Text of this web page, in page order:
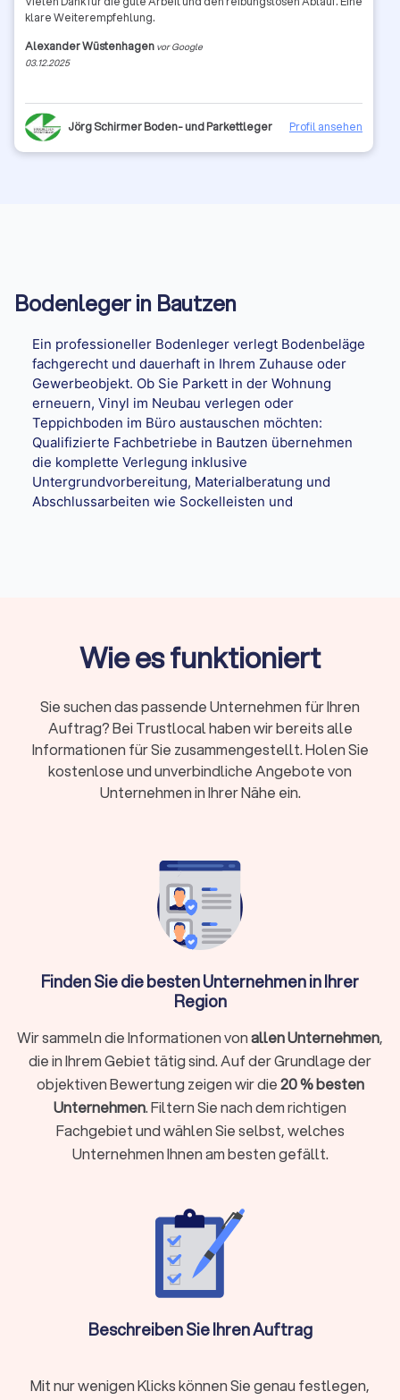
klare Weiterempfehlung.
Alexander Wüstenhagen vor Google
03.12.2025
Jörg Schirmer Boden- und Parkettleger Profil ansehen
Bodenleger in Bautzen
Ein professioneller Bodenleger verlegt Bodenbeläge
fachgerecht und dauerhaft in Ihrem Zuhause oder
Gewerbeobjekt. Ob Sie Parkett in der Wohnung
erneuern, Vinyl im Neubau verlegen oder
Teppichboden im Büro austauschen möchten:
Qualifizierte Fachbetriebe in Bautzen übernehmen
die komplette Verlegung inklusive
Untergrundvorbereitung, Materialberatung und
Abschlussarbeiten wie Sockelleisten und
Fachbetriebe für Parkett, Vinyl, Laminat und
Sie Qualifikationen und beauftragen Sie den
passenden Handwerker. Transparente Preise
und klare Auswahlkriterien erwarten Sie.
fachgerecht und dauerhaft. Ob Parkett in der
Wohnung, Vinyl im Neubau oder Teppichboden im
Büro: Fachbetriebe in Bautzen übernehmen die
komplette Verlegung inklusive
Untergrundvorbereitung, Materialberatung und
für Bodenleger in Bautzen liegt bei 8.1/10 mit
einer Rate von 635.
VonMeisterbetrieben mit langjähriger Erfahrung
bis zu spezialisierten Fachfirmen für bestimmte
Bodenbeläge stehen Ihnen verschiedene Optionen
Welche Bodenbeläge werden
Die Auswahl des passenden Bodenbelags ist ein
entscheidender Schritt für jedes Renovierungs-
vor Ort und Ihrem persönlichen Stil bieten sich
Wie es funktioniert
Sie suchen das passende Unternehmen für Ihren
Auftrag? Bei Trustlocal haben wir bereits alle
Informationen für Sie zusammengestellt. Holen Sie
kostenlose und unverbindliche Angebote von
Unternehmen in Ihrer Nähe ein.
Finden Sie die besten Unternehmen in Ihrer
Region
Wir sammeln die Informationen vonallen Unternehmen,
die in Ihrem Gebiet tätig sind. Auf der Grundlage der
objektiven Bewertung zeigen wir die20 % besten
Unternehmen. Filtern Sie nach dem richtigen
Fachgebiet und wählen Sie selbst, welches
Unternehmen Ihnen am besten gefällt.
Beschreiben Sie Ihren Auftrag
Mit nur wenigen Klicks können Sie genau festlegen,